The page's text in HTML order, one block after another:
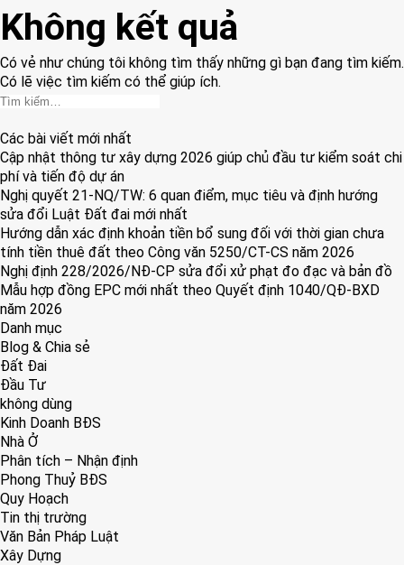
Không kết quả
Có vẻ như chúng tôi không tìm thấy những gì bạn đang tìm kiếm.
Có lẽ việc tìm kiếm có thể giúp ích.
Các bài viết mới nhất
Cập nhật thông tư xây dựng 2026 giúp chủ đầu tư kiểm soát chi
phí và tiến độ dự án
Nghị quyết 21-NQ/TW: 6 quan điểm, mục tiêu và định hướng
sửa đổi Luật Đất đai mới nhất
Hướng dẫn xác định khoản tiền bổ sung đối với thời gian chưa
tính tiền thuê đất theo Công văn 5250/CT-CS năm 2026
Nghị định 228/2026/NĐ-CP sửa đổi xử phạt đo đạc và bản đồ
Mẫu hợp đồng EPC mới nhất theo Quyết định 1040/QĐ-BXD
năm 2026
Danh mục
Blog & Chia sẻ
Đất Đai
Đầu Tư
không dùng
Kinh Doanh BĐS
Nhà Ở
Phân tích – Nhận định
Phong Thuỷ BĐS
Quy Hoạch
Tin thị trường
Văn Bản Pháp Luật
Xây Dựng